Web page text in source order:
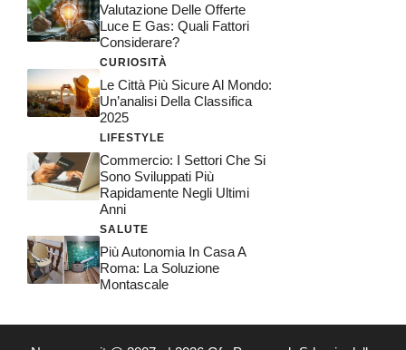
Valutazione Delle Offerte
Luce E Gas: Quali Fattori
Considerare?
CURIOSITÀ
Le Città Più Sicure Al Mondo:
Un’analisi Della Classifica
2025
LIFESTYLE
Commercio: I Settori Che Si
Sono Sviluppati Più
Rapidamente Negli Ultimi
Anni
SALUTE
Più Autonomia In Casa A
Roma: La Soluzione
Montascale